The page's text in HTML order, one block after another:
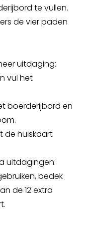
te vullen.
de vier paden
uitdaging:
vul het
boerderijbord en
de huiskaart
uitdagingen:
bedek
de 12 extra